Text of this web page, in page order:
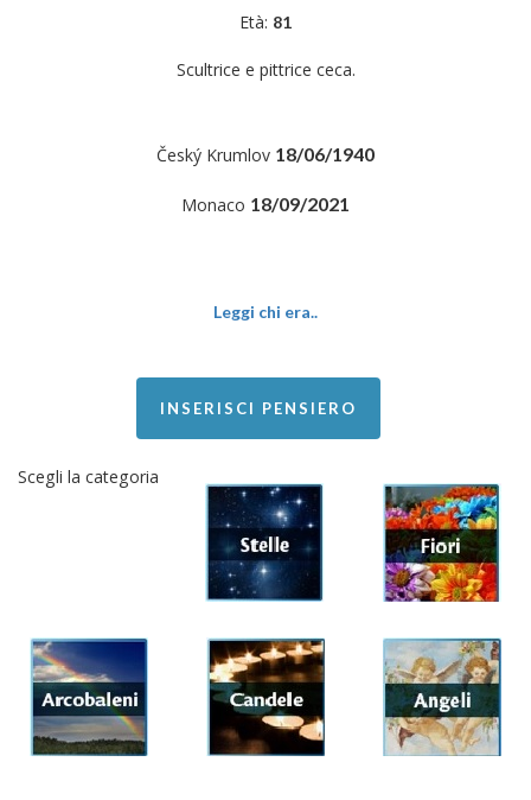
Età: 81
Scultrice e pittrice ceca.
Český Krumlov 18/06/1940
Monaco 18/09/2021
Leggi chi era..
INSERISCI PENSIERO
Scegli la categoria